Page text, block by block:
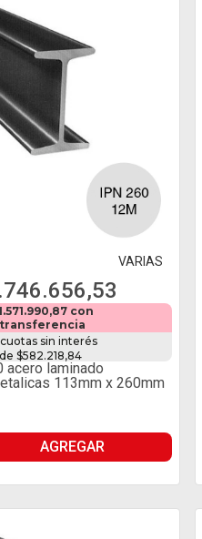
VARIAS
con
transferencia
sin interés
de $582.218,84
acero laminado
113mm x 260mm
AGREGAR